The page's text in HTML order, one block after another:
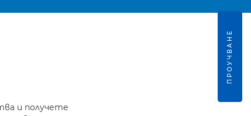
и получете
ПРОУЧВАНЕ